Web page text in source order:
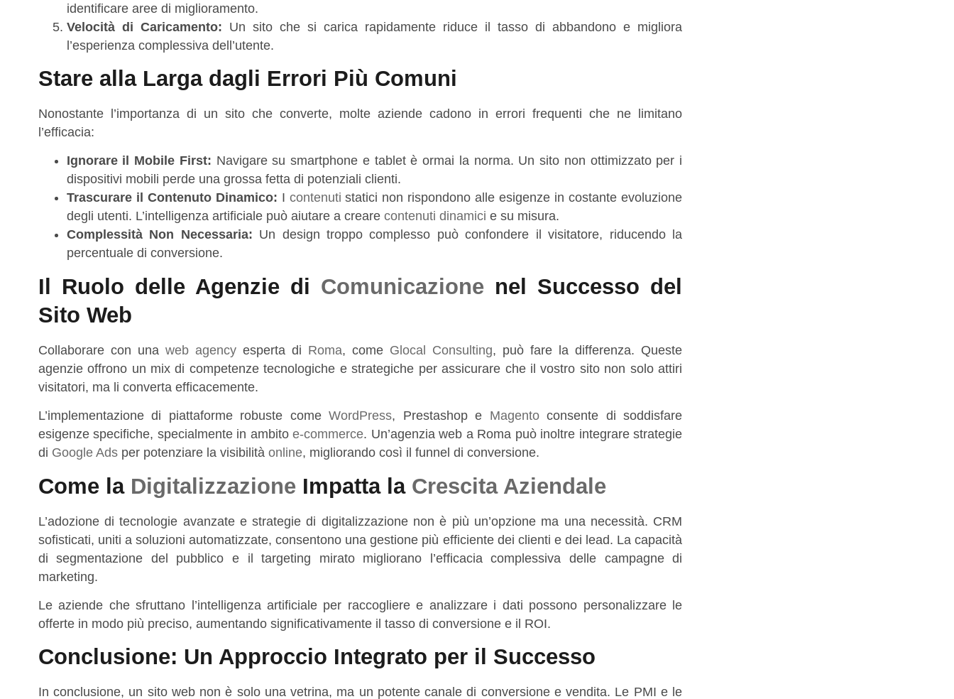
identificare aree di miglioramento.
Velocità di Caricamento: Un sito che si carica rapidamente riduce il tasso di abbandono e migliora
l’esperienza complessiva dell’utente.
Stare alla Larga dagli Errori Più Comuni
Nonostante l’importanza di un sito che converte, molte aziende cadono in errori frequenti che ne limitano
l’efficacia:
Ignorare il Mobile First: Navigare su smartphone e tablet è ormai la norma. Un sito non ottimizzato per i
dispositivi mobili perde una grossa fetta di potenziali clienti.
Trascurare il Contenuto Dinamico: I contenuti statici non rispondono alle esigenze in costante evoluzione
degli utenti. L’intelligenza artificiale può aiutare a creare contenuti dinamici e su misura.
Complessità Non Necessaria: Un design troppo complesso può confondere il visitatore, riducendo la
percentuale di conversione.
Il Ruolo delle Agenzie di Comunicazione nel Successo del
Sito Web
Collaborare con una web agencyesperta di Roma, come Glocal Consulting, può fare la differenza. Queste
agenzie offrono un mix di competenze tecnologiche e strategiche per assicurare che il vostro sito non solo attiri
visitatori, ma li converta efficacemente.
L’implementazione di piattaforme robuste comeWordPress, Prestashop e Magentoconsente di soddisfare
esigenze specifiche, specialmente in ambitoe-commerce. Un’agenzia web a Roma può inoltre integrare strategie
di Google Adsper potenziare la visibilità online, migliorando così il funnel di conversione.
Come la Digitalizzazione Impatta la Crescita Aziendale
L’adozione di tecnologie avanzate e strategie di digitalizzazione non è più un’opzione ma una necessità. CRM
sofisticati, uniti a soluzioni automatizzate, consentono una gestione più efficiente dei clienti e dei lead. La capacità
di segmentazione del pubblico e il targeting mirato migliorano l’efficacia complessiva delle campagne di
marketing.
Le aziende che sfruttano l’intelligenza artificiale per raccogliere e analizzare i dati possono personalizzare le
offerte in modo più preciso, aumentando significativamente il tasso di conversione e il ROI.
Conclusione: Un Approccio Integrato per il Successo
In conclusione, un sito web non è solo una vetrina, ma un potente canale di conversione e vendita. Le PMI e le